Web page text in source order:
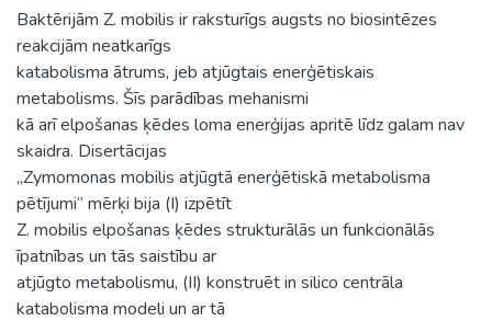
Baktērijām Z. mobilis ir raksturīgs augsts no biosintēzes
reakcijām neatkarīgs
katabolisma ātrums, jeb atjūgtais enerģētiskais
metabolisms. Šīs parādības mehanismi
kā arī elpošanas ķēdes loma enerģijas apritē līdz galam nav
skaidra. Disertācijas
„Zymomonas mobilis atjūgtā enerģētiskā metabolisma
pētījumi“ mērķi bija (I) izpētīt
Z. mobilis elpošanas ķēdes strukturālās un funkcionālās
īpatnības un tās saistību ar
atjūgto metabolismu, (II) konstruēt in silico centrāla
katabolisma modeli un ar tā